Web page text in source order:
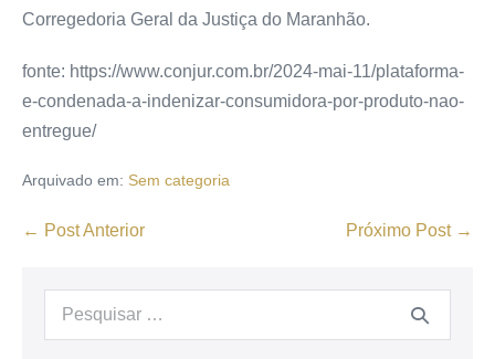
Corregedoria Geral da Justiça do Maranhão.
fonte: https://www.conjur.com.br/2024-mai-11/plataforma-
e-condenada-a-indenizar-consumidora-por-produto-nao-
entregue/
Arquivado em: Sem categoria
← Post Anterior Próximo Post →